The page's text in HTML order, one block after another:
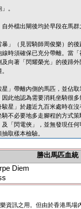
。
自外檔出閘後均於早段在馬
」（見習騎師周俊樂）的
時須確保已充分帶離。當
向著「閃耀榮光」的後蹄外
」帶離內側的馬匹，並佔
此他認為需要消耗坐騎很
星」於趨近九百米處時在
不必要地多走腳程的方式策
「閃電俠」，並無發現任
取樣本檢驗。
勝出馬匹血統
Diem
資訊之用。但由於香港馬